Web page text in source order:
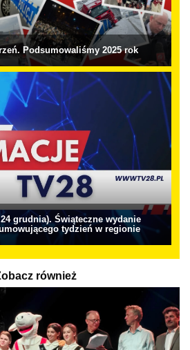
Podsumowaliśmy 2025 rok
grudnia). Świąteczne wydanie
tydzień w regionie
również